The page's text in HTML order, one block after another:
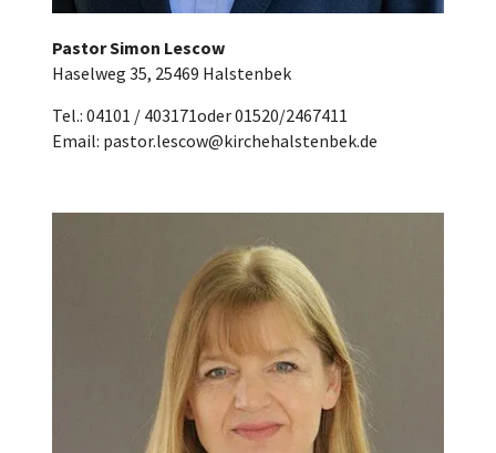
Pastor Simon Lescow
Haselweg 35, 25469 Halstenbek
Tel.: 04101 / 403171oder 01520/2467411
Email: pastor.lescow@kirchehalstenbek.de